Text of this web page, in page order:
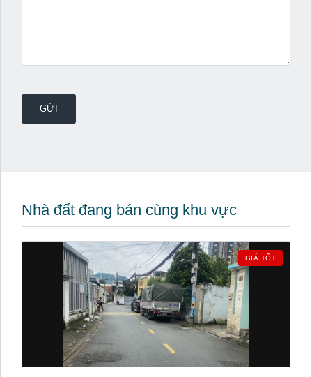
Nhà đất đang bán cùng khu vực
GIÁ TỐT